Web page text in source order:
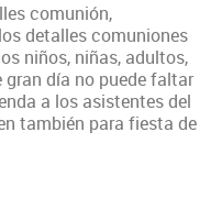
comunión,
detalles comuniones
niños, niñas, adultos,
gran día no puede faltar
a los asistentes del
también para fiesta de